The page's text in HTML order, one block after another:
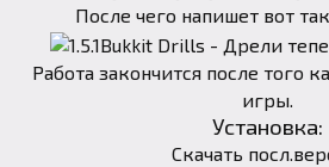
После чего напишет вот
Работа закончится после того
игры.
Установка:
Скачать